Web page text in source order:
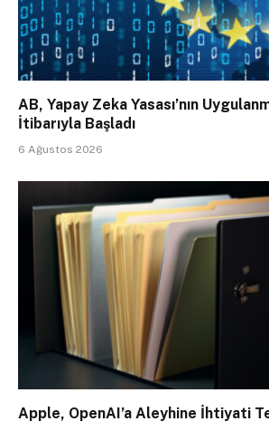
AB, Yapay Zeka Yasası’nın
İtibarıyla Başladı
6 Ağustos 2026
Apple, OpenAI’a Aleyhine İhtiyati